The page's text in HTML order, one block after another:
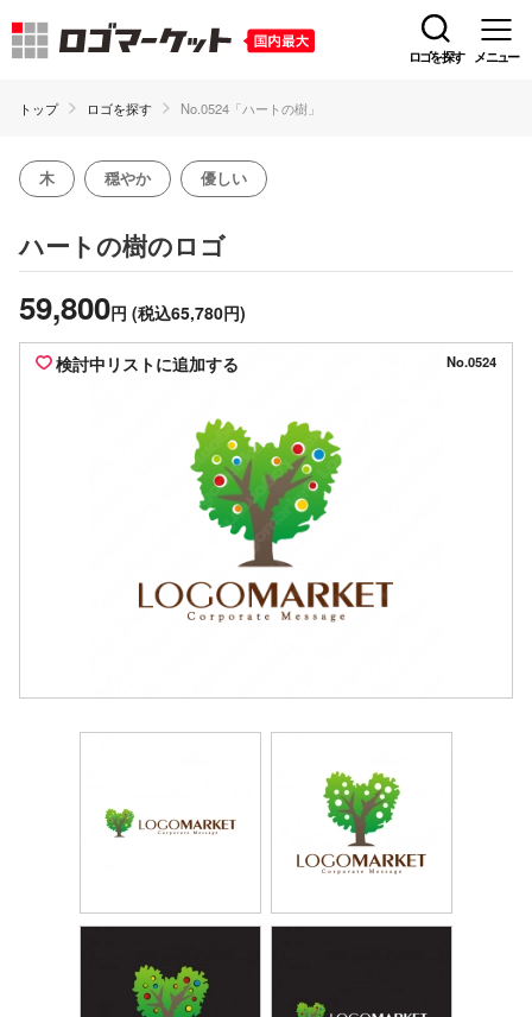
ロゴを探す メニュー
トップ ロゴを探す No.0524「ハートの樹」
木 穏やか 優しい
ハートの樹のロゴ
59,800円 (税込65,780円)
検討中リストに追加する No.0524